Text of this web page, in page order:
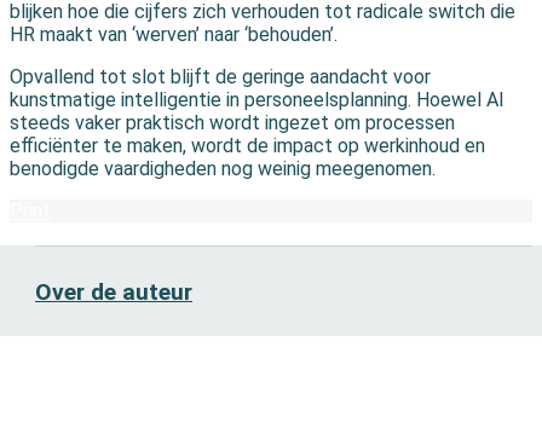
blijken hoe die cijfers zich verhouden tot radicale switch die
HR maakt van ‘werven’ naar ‘behouden’.
Opvallend tot slot blijft de geringe aandacht voor
kunstmatige intelligentie in personeelsplanning. Hoewel AI
steeds vaker praktisch wordt ingezet om processen
efficiënter te maken, wordt de impact op werkinhoud en
benodigde vaardigheden nog weinig meegenomen.
Over de auteur